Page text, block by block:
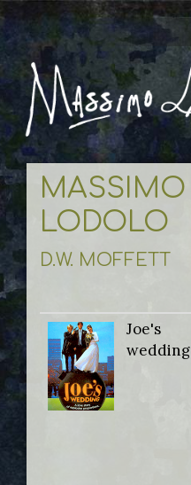
MASSIMO
LODOLO
D.W. MOFFETT
Joe's
wedding